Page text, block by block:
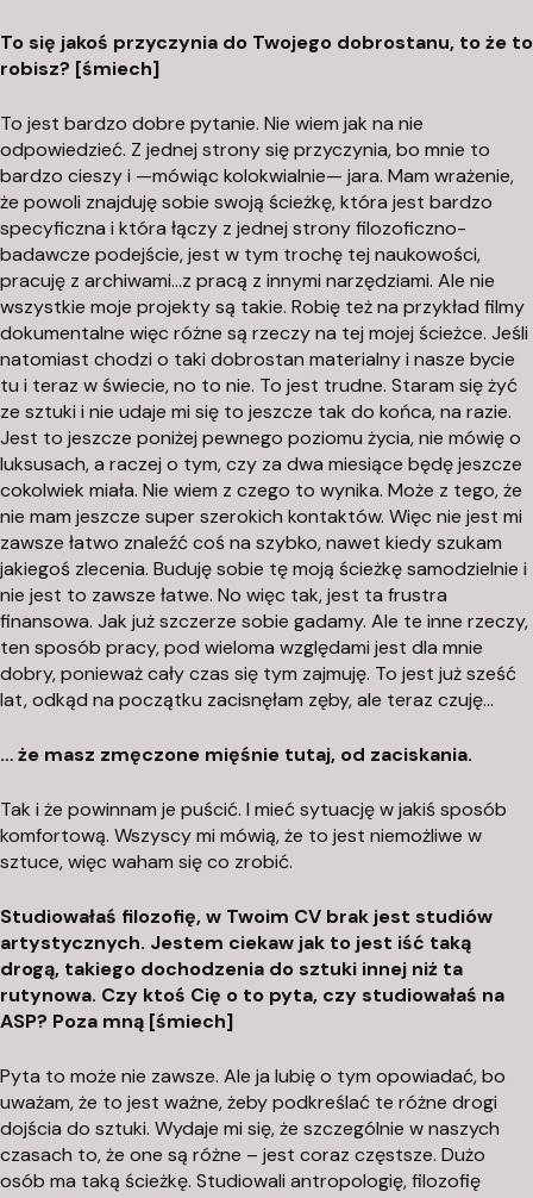
To się jakoś przyczynia do Twojego dobrostanu, to że to
robisz? [śmiech]
To jest bardzo dobre pytanie. Nie wiem jak na nie
odpowiedzieć. Z jednej strony się przyczynia, bo mnie to
bardzo cieszy i —mówiąc kolokwialnie— jara. Mam wrażenie,
że powoli znajduję sobie swoją ścieżkę, która jest bardzo
specyficzna i która łączy z jednej strony filozoficzno-
badawcze podejście, jest w tym trochę tej naukowości,
pracuję z archiwami…z pracą z innymi narzędziami. Ale nie
wszystkie moje projekty są takie. Robię też na przykład filmy
dokumentalne więc różne są rzeczy na tej mojej ścieżce. Jeśli
natomiast chodzi o taki dobrostan materialny i nasze bycie
tu i teraz w świecie, no to nie. To jest trudne. Staram się żyć
ze sztuki i nie udaje mi się to jeszcze tak do końca, na razie.
Jest to jeszcze poniżej pewnego poziomu życia, nie mówię o
luksusach, a raczej o tym, czy za dwa miesiące będę jeszcze
cokolwiek miała. Nie wiem z czego to wynika. Może z tego, że
nie mam jeszcze super szerokich kontaktów. Więc nie jest mi
zawsze łatwo znaleźć coś na szybko, nawet kiedy szukam
jakiegoś zlecenia. Buduję sobie tę moją ścieżkę samodzielnie i
nie jest to zawsze łatwe. No więc tak, jest ta frustra
finansowa. Jak już szczerze sobie gadamy. Ale te inne rzeczy,
ten sposób pracy, pod wieloma względami jest dla mnie
dobry, ponieważ cały czas się tym zajmuję. To jest już sześć
lat, odkąd na początku zacisnęłam zęby, ale teraz czuję…
… że masz zmęczone mięśnie tutaj, od zaciskania.
Tak i że powinnam je puścić. I mieć sytuację w jakiś sposób
komfortową. Wszyscy mi mówią, że to jest niemożliwe w
sztuce, więc waham się co zrobić.
Studiowałaś filozofię, w Twoim CV brak jest studiów
artystycznych. Jestem ciekaw jak to jest iść taką
drogą, takiego dochodzenia do sztuki innej niż ta
rutynowa. Czy ktoś Cię o to pyta, czy studiowałaś na
ASP? Poza mną [śmiech]
Pyta to może nie zawsze. Ale ja lubię o tym opowiadać, bo
uważam, że to jest ważne, żeby podkreślać te różne drogi
dojścia do sztuki. Wydaje mi się, że szczególnie w naszych
czasach to, że one są różne – jest coraz częstsze. Dużo
osób ma taką ścieżkę. Studiowali antropologię, filozofię